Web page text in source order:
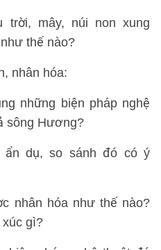
trời, mây, núi non xung
thế nào?
nhân hóa:
những biện pháp nghệ
sông Hương?
ẩn dụ, so sánh đó có ý
nhân hóa như thế nào?
gì?